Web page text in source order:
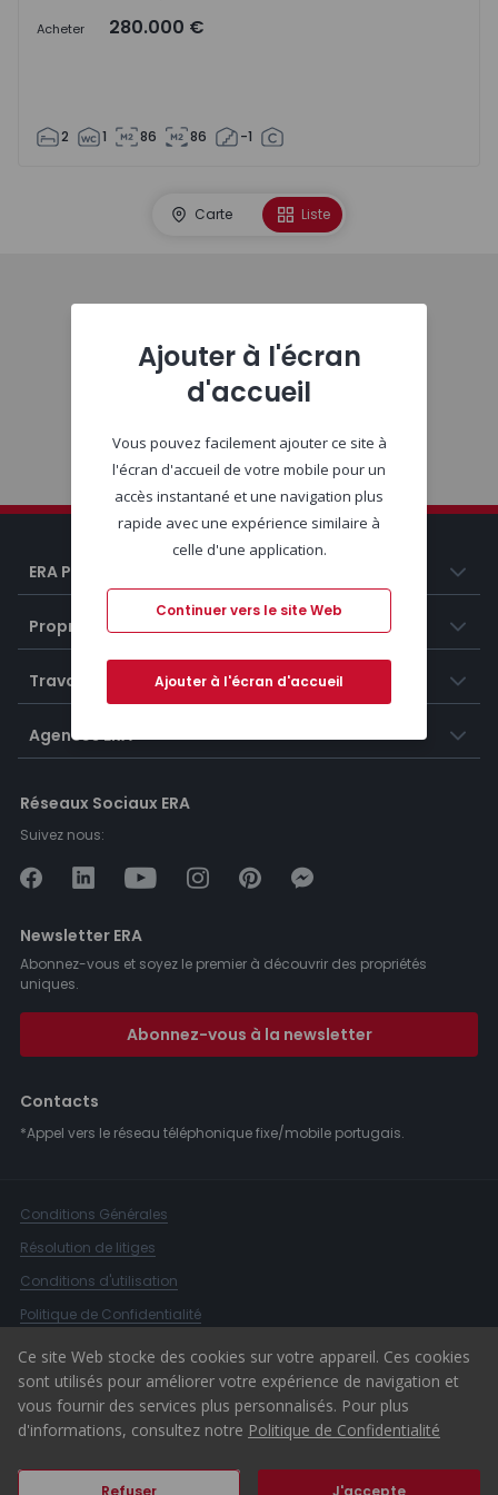
Acheter 280.000 €
2 1 86 86 -1
Carte Liste
ERA Portugal
Propriétés
Travailler chez ERA
Agences ERA
Réseaux Sociaux ERA
Suivez nous:
Newsletter ERA
Abonnez-vous et soyez le premier à découvrir des propriétés
uniques.
Abonnez-vous à la newsletter
Contacts
*Appel vers le réseau téléphonique fixe/mobile portugais.
Conditions Générales
Résolution de litiges
Conditions d'utilisation
Politique de Confidentialité
Livre de Réclamations
Canal d'alerte
© 2026 ERA Portugal
Ce site Web stocke des cookies sur votre appareil. Ces cookies
sont utilisés pour améliorer votre expérience de navigation et
vous fournir des services plus personnalisés. Pour plus
d'informations, consultez notre Politique de Confidentialité
Refuser J'accepte
Ajouter à l'écran
d'accueil
Vous pouvez facilement ajouter ce site à
l'écran d'accueil de votre mobile pour un
accès instantané et une navigation plus
rapide avec une expérience similaire à
celle d'une application.
Continuer vers le site Web
Ajouter à l'écran d'accueil